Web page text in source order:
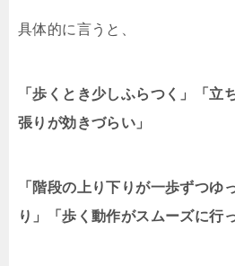
具体的に言うと、
「歩くとき少しふらつく」「立
張りが効きづらい」
「階段の上り下りが一歩ずつゆ
り」「歩く動作がスムーズに行